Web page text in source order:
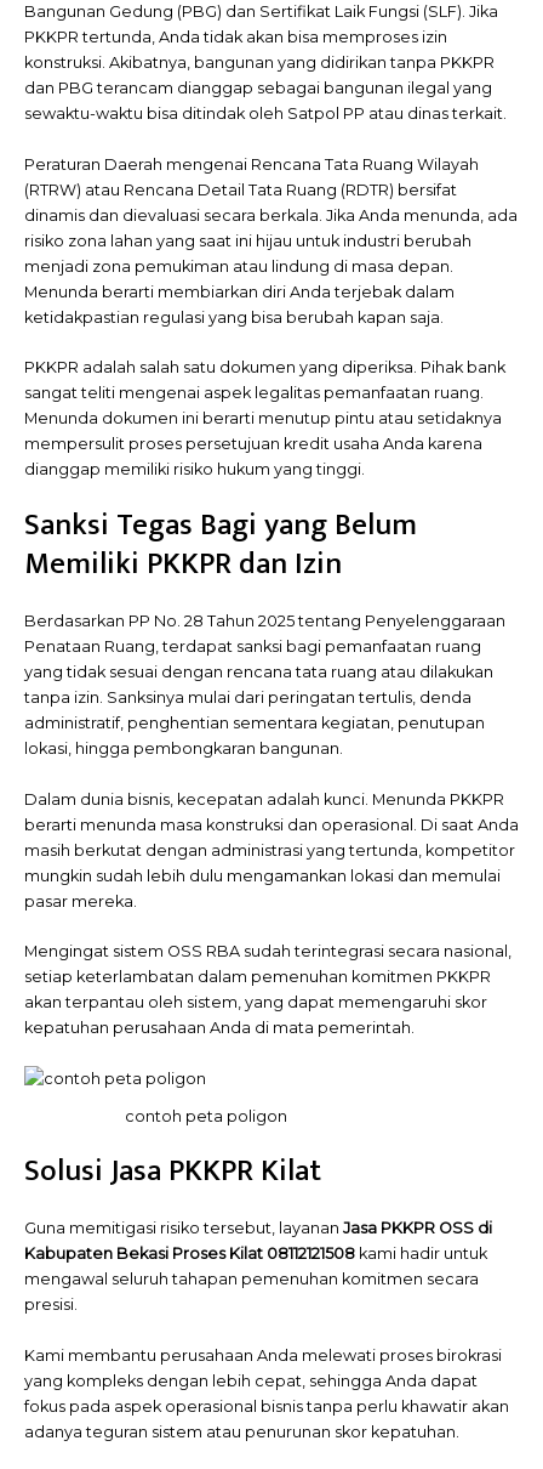
Bangunan Gedung (PBG) dan Sertifikat Laik Fungsi (SLF). Jika
PKKPR tertunda, Anda tidak akan bisa memproses izin
konstruksi. Akibatnya, bangunan yang didirikan tanpa PKKPR
dan PBG terancam dianggap sebagai bangunan ilegal yang
sewaktu-waktu bisa ditindak oleh Satpol PP atau dinas terkait.
Peraturan Daerah mengenai Rencana Tata Ruang Wilayah
(RTRW) atau Rencana Detail Tata Ruang (RDTR) bersifat
dinamis dan dievaluasi secara berkala. Jika Anda menunda, ada
risiko zona lahan yang saat ini hijau untuk industri berubah
menjadi zona pemukiman atau lindung di masa depan.
Menunda berarti membiarkan diri Anda terjebak dalam
ketidakpastian regulasi yang bisa berubah kapan saja.
PKKPR adalah salah satu dokumen yang diperiksa. Pihak bank
sangat teliti mengenai aspek legalitas pemanfaatan ruang.
Menunda dokumen ini berarti menutup pintu atau setidaknya
mempersulit proses persetujuan kredit usaha Anda karena
dianggap memiliki risiko hukum yang tinggi.
Sanksi Tegas Bagi yang Belum
Memiliki PKKPR dan Izin
Berdasarkan PP No. 28 Tahun 2025 tentang Penyelenggaraan
Penataan Ruang, terdapat sanksi bagi pemanfaatan ruang
yang tidak sesuai dengan rencana tata ruang atau dilakukan
tanpa izin. Sanksinya mulai dari peringatan tertulis, denda
administratif, penghentian sementara kegiatan, penutupan
lokasi, hingga pembongkaran bangunan.
Dalam dunia bisnis, kecepatan adalah kunci. Menunda PKKPR
berarti menunda masa konstruksi dan operasional. Di saat Anda
masih berkutat dengan administrasi yang tertunda, kompetitor
mungkin sudah lebih dulu mengamankan lokasi dan memulai
pasar mereka.
Mengingat sistem OSS RBA sudah terintegrasi secara nasional,
setiap keterlambatan dalam pemenuhan komitmen PKKPR
akan terpantau oleh sistem, yang dapat memengaruhi skor
kepatuhan perusahaan Anda di mata pemerintah.
contoh peta poligon
Solusi Jasa PKKPR Kilat
Guna memitigasi risiko tersebut, layanan Jasa PKKPR OSS di
Kabupaten Bekasi Proses Kilat 08112121508 kami hadir untuk
mengawal seluruh tahapan pemenuhan komitmen secara
presisi.
Kami membantu perusahaan Anda melewati proses birokrasi
yang kompleks dengan lebih cepat, sehingga Anda dapat
fokus pada aspek operasional bisnis tanpa perlu khawatir akan
adanya teguran sistem atau penurunan skor kepatuhan.